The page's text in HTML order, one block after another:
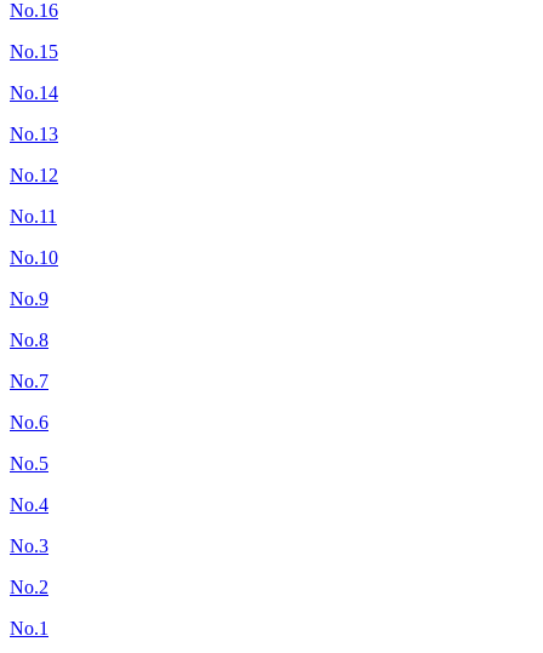
No.16
No.15
No.14
No.13
No.12
No.11
No.10
No.9
No.8
No.7
No.6
No.5
No.4
No.3
No.2
No.1